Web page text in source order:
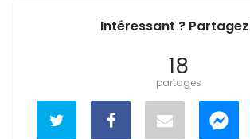
Intéressant ?
18
partages